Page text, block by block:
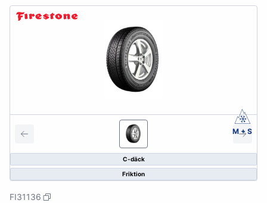
C-däck
Friktion
M + S
FI31136